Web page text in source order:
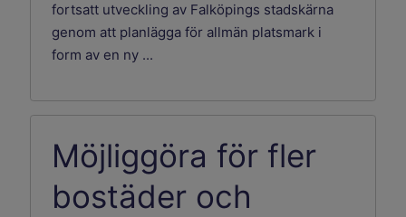
fortsatt utveckling av Falköpings stadskärna
genom att planlägga för allmän platsmark i
form av en ny ...
Möjliggöra för fler
bostäder och